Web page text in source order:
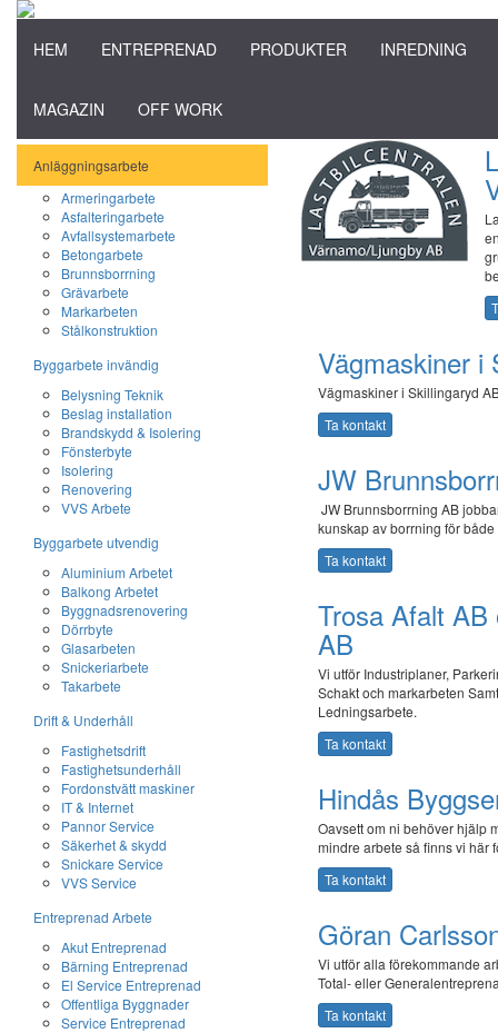
HEM ENTREPRENAD PRODUKTER INREDNING
MAGAZIN OFF WORK
Anläggningsarbete
Armeringarbete
Asfalteringarbete
Avfallsystemarbete
Betongarbete
Brunnsborrning
Grävarbete
Markarbeten
Stålkonstruktion
Byggarbete invändig
Belysning Teknik
Beslag installation
Brandskydd & Isolering
Fönsterbyte
Isolering
Renovering
VVS Arbete
Byggarbete utvendig
Aluminium Arbetet
Balkong Arbetet
Byggnadsrenovering
Dörrbyte
Glasarbeten
Snickeriarbete
Takarbete
Drift & Underhåll
Fastighetsdrift
Fastighetsunderhåll
Fordonstvätt maskiner
IT & Internet
Pannor Service
Säkerhet & skydd
Snickare Service
VVS Service
Entreprenad Arbete
Akut Entreprenad
Bärning Entreprenad
El Service Entreprenad
Offentliga Byggnader
Service Entreprenad
Vägmaskiner i
Vägmaskiner i Skillingaryd
Ta kontakt
JW
JW Brunnsborrning AB
kunskap av borrning för
Ta kontakt
Trosa Afalt
AB
Vi utför Industriplaner,
Schakt och markarbeten
Ledningsarbete.
Ta kontakt
Hindås
Oavsett om ni behöver hjälp
mindre arbete så finns vi här
Ta kontakt
Göran
Vi utför alla förekommande
Total- eller
Ta kontakt